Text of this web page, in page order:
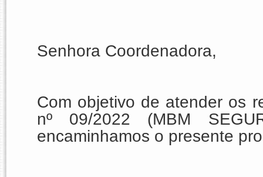
Senhora Coordenadora,
Com objetivo de atender os
nº 09/2022 (MBM
encaminhamos o presente